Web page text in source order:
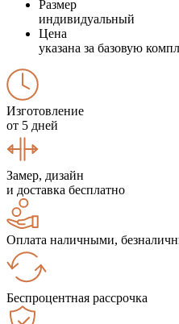
Размер
индивидуальный
Цена
указана за базовую
Изготовление
от 5 дней
Замер, дизайн
и доставка бесплатно
Оплата наличными,
Беспроцентная рассрочка